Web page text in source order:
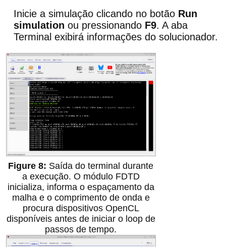
Inicie a simulação clicando no botão Run
simulation ou pressionando F9. A aba
Terminal exibirá informações do solucionador.
Saída do terminal durante
a execução. O módulo FDTD
inicializa, informa o espaçamento da
malha e o comprimento de onda e
procura dispositivos OpenCL
disponíveis antes de iniciar o loop de
passos de tempo.